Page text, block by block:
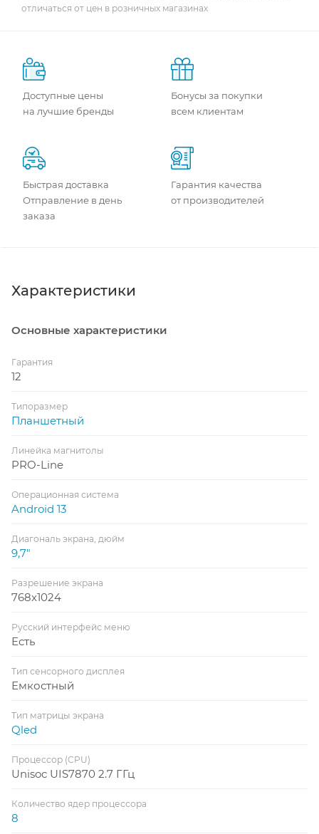
отличаться от цен в розничных магазинах
Доступные цены
на лучшие бренды
Бонусы за покупки
всем клиентам
Быстрая доставка
Отправление в день
заказа
Гарантия качества
от производителей
Характеристики
Основные характеристики
Гарантия
12
Типоразмер
Планшетный
Линейка магнитолы
PRO-Line
Операционная система
Android 13
Диагональ экрана, дюйм
9,7"
Разрешение экрана
768x1024
Русский интерфейс меню
Есть
Тип сенсорного дисплея
Емкостный
Тип матрицы экрана
Qled
Процессор (CPU)
Unisoc UIS7870 2.7 ГГц
Количество ядер процессора
8